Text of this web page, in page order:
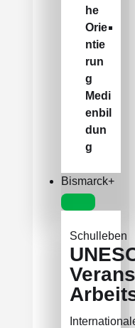
he
Orie
ntie
run
g
Medi
enbil
dun
g
Bismarck+
Schulleben